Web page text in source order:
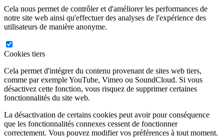
Cela nous permet de contrôler et d'améliorer les performances de
notre site web ainsi qu'effectuer des analyses de l'expérience des
utilisateurs de manière anonyme.
Cookies tiers
Cela permet d'intégrer du contenu provenant de sites web tiers,
comme par exemple YouTube, Vimeo ou SoundCloud. Si vous
désactivez cette fonction, vous risquez de supprimer certaines
fonctionnalités du site web.
La désactivation de certains cookies peut avoir pour conséquence
que les fonctionnalités connexes cessent de fonctionner
correctement. Vous pouvez modifier vos préférences à tout moment.